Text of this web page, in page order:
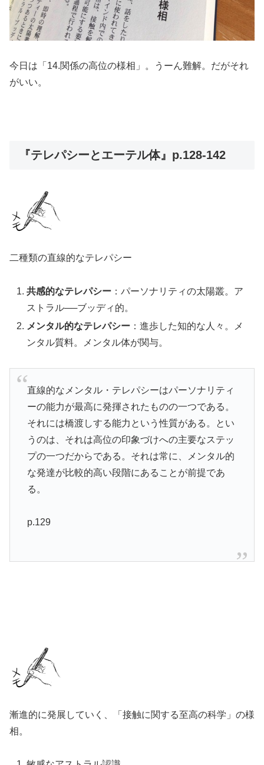
今日は「14.関係の高位の様相」。うーん難解。だがそれ
がいい。
『テレパシーとエーテル体』p.128-142
二種類の直線的なテレパシー
共感的なテレパシー ：パーソナリティの太陽叢。ア
ストラル──ブッディ的。
メンタル的なテレパシー ：進歩した知的な人々。メ
ンタル質料。メンタル体が関与。
直線的なメンタル・テレパシーはパーソナリティ
ーの能力が最高に発揮されたものの一つである。
それには橋渡しする能力という性質がある。とい
うのは、それは高位の印象づけへの主要なステッ
プの一つだからである。それは常に、メンタル的
な発達が比較的高い段階にあることが前提であ
る。
p.129
漸進的に発展していく、「接触に関する至高の科学」の様
相。